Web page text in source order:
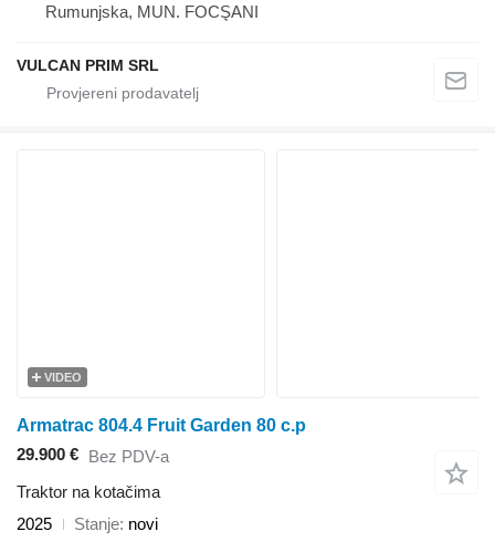
Rumunjska, MUN. FOCŞANI
VULCAN PRIM SRL
VIDEO
Armatrac 804.4 Fruit Garden 80 c.p
29.900 € Bez PDV-a
Traktor na kotačima
2025
Stanje novi